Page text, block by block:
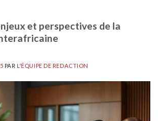
et perspectives de la
PARL'ÉQUIPE DE REDACTION